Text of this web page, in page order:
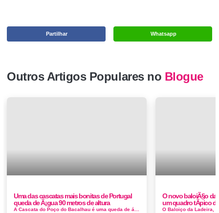
Whatsapp
Partilhar
Outros Artigos Populares no Blogue
Uma das cascatas mais bonitas de Portugal
queda de Ã¡gua 90 metros de altura
A Cascata do Poço do Bacalhau é uma queda de água localizada na Fajã Grande, concelho das Lajes das Flores, ilha das Flore...
O novo baloiÃ§o da
um quadro tÃ­pico